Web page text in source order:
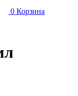
0 Корзина